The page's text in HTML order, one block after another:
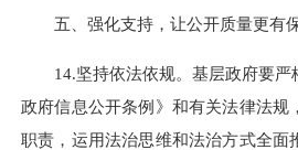
五、强化支持，让公开质量更有
14.坚持依法依规。基层政府要严
政府信息公开条例》和有关法律法规
职责，运用法治思维和法治方式全面